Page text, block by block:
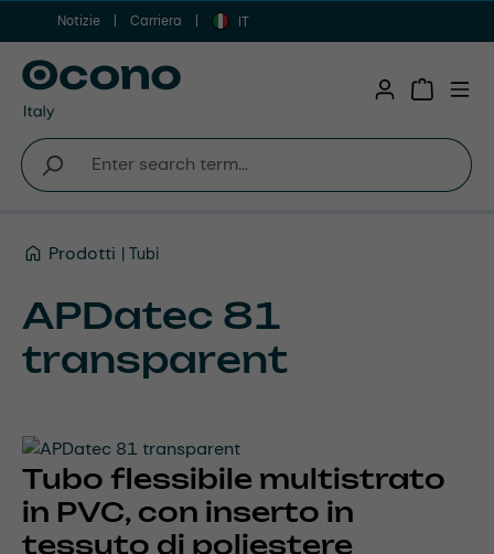
Vai al contenuto principale
Notizie Carriera IT
Prodotti Tubi
APDatec 81
transparent
Tubo flessibile multistrato
in PVC, con inserto in
tessuto di poliestere